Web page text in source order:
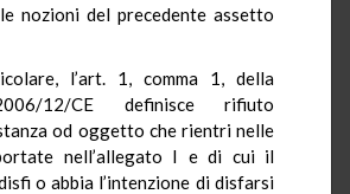
nozioni del precedente assetto
l’art. 1, comma 1, della
12/CE definisce rifiuto
od oggetto che rientri nelle
nell’allegato I e di cui il
o abbia l’intenzione di disfarsi